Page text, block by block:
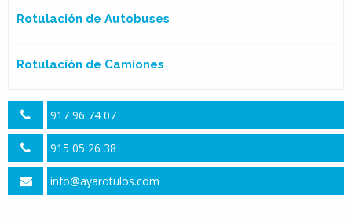
Rotulación de Autobuses
Rotulación de Camiones
917 96 74 07
915 05 26 38
info@ayarotulos.com